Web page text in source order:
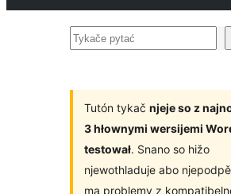
Tykače
Tutón tykač njeje so z
3 hłownymi wersijemi
testował. Snano so hižo
njewothladuje abo
ma problemy z